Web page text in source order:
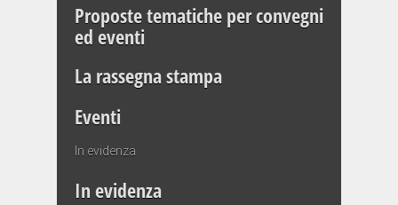
Proposte tematiche per convegni
ed eventi
La rassegna stampa
Eventi
In evidenza
In evidenza